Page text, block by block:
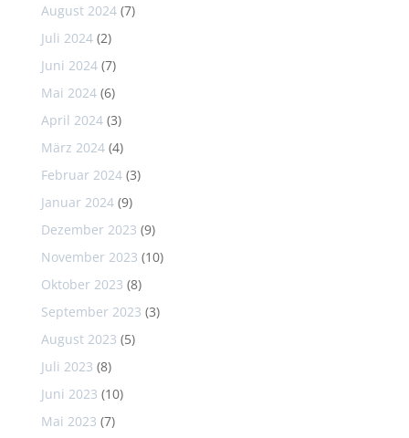
August 2024(7)
Juli 2024(2)
Juni 2024(7)
Mai 2024(6)
April 2024(3)
März 2024(4)
Februar 2024(3)
Januar 2024(9)
Dezember 2023 (9)
November 2023 (10)
Oktober 2023 (8)
September 2023 (3)
August 2023 (5)
Juli 2023 (8)
Juni 2023 (10)
Mai 2023 (7)